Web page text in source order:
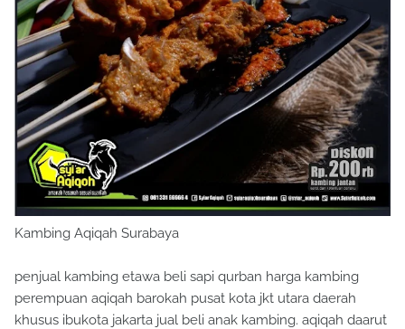
Kambing Aqiqah Surabaya
penjual kambing etawa beli sapi qurban harga kambing
perempuan aqiqah barokah pusat kota jkt utara daerah
khusus ibukota jakarta jual beli anak kambing. aqiqah daarut